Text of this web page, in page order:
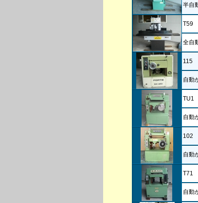
半自
T59
全自
115
自動
TU1
自動
102
自動
T71
自動